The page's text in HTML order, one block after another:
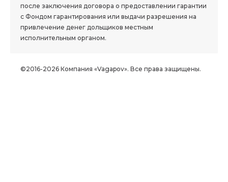
после заключения договора о предоставлении гарантии
с Фондом гарантирования или выдачи разрешения на
привлечение денег дольщиков местным
исполнительным органом.
©2016-2026 Компания «Vagapov». Все права защищены.